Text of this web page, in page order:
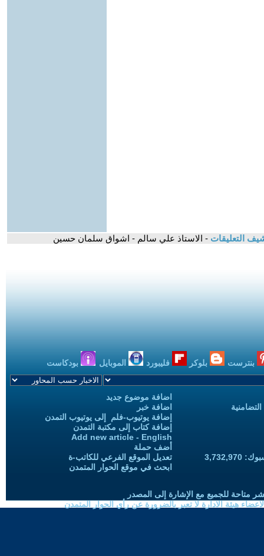
التعليقات - الاستاذ علي سالم - اشواق سلمان حسين
بنترست بلوكر فليبورد الموبايل بودكاست
اضافة موضوع جديد
اضافة خبر
إضافة يوتيوب-فلم إلى يوتيوب التمدن
إضافة كتاب إلى مكتبة التمدن
Add new article - English
أضف حملة
تعديل الموقع الفرعي للكاتب-ة
ابحث في موقع الحوار المتمدن
متاحة للجميع مع الإشارة إلى المصدر
هيئة الادارة لا تعبر بالضرورة عن رأي الحوار المتمدن